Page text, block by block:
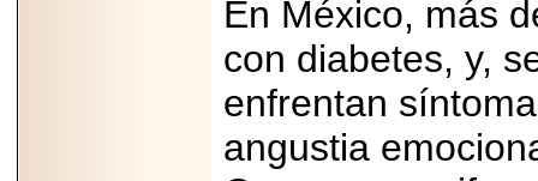
En México, más
con diabetes, y,
enfrentan
angustia